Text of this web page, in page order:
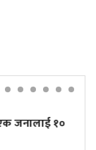
त्रिपुरेश्वरमा